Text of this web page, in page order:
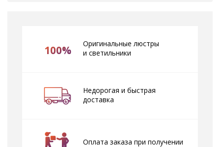
100%
Оригинальные люстры
и светильники
Недорогая и быстрая
доставка
Оплата заказа при получении